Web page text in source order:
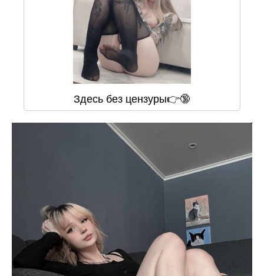
Здесь без цензуры👉🔞